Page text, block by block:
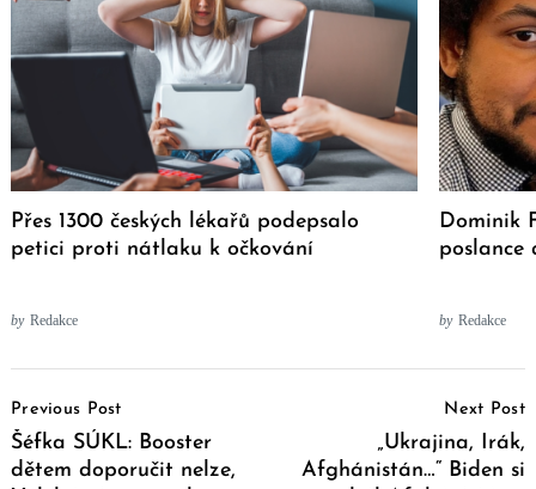
Přes 1300 českých lékařů podepsalo
petici proti nátlaku k očkování
by Redakce
Dominik
poslance
by Redakce
Navigation
Previous Post
Šéfka SÚKL: Booster
dětem doporučit nelze,
Next Post
„Ukrajina, Irák,
Afghánistán…“ Biden si